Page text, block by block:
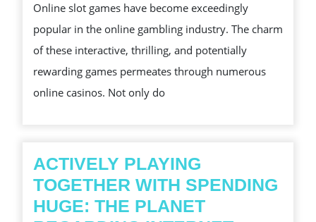
EXCITING
WORLD
OF
ONLINE
SLOTS
Online slot games have become exceedingly
popular in the online gambling industry. The charm
of these interactive, thrilling, and potentially
rewarding games permeates through numerous
online casinos. Not only do
ACTIVELY PLAYING
TOGETHER WITH SPENDING
HUGE: THE PLANET